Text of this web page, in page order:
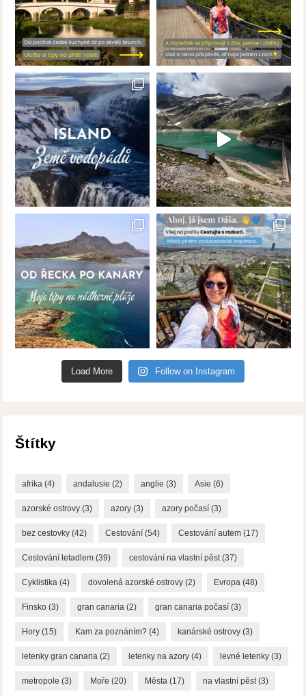
Load More Follow on Instagram
Štítky
afrika (4) andalusie (2) anglie (3) Asie (6)
azorské ostrovy (3) azory (3) azory počasí (3)
bez cestovky (42) Cestování (54) Cestování autem (17)
Cestování letadlem (39) cestování na vlastní pěst(37)
Cyklistika (4) dovolená azorské ostrovy (2) Evropa (48)
Finsko (3) gran canaria (2) gran canaria počasí (3)
Hory (15) Kam za poznáním? (4) kanárské ostrovy (3)
letenky gran canaria (2) letenky na azory (4) levné letenky (3)
metropole (3) Moře (20) Města (17) na vlastní pěst(3)